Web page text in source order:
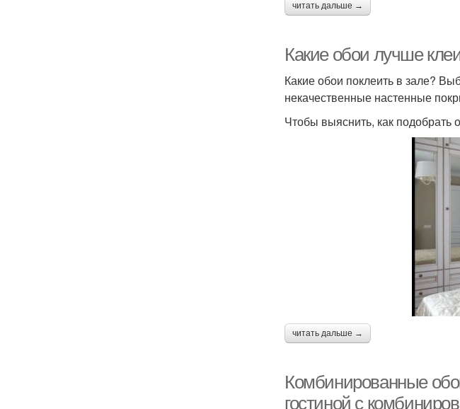
читать дальше →
Какие обои лучше
Какие обои поклеить в зале?
некачественные настенные
Чтобы выяснить, как подобрать
читать дальше →
Комбинированные
гостиной с